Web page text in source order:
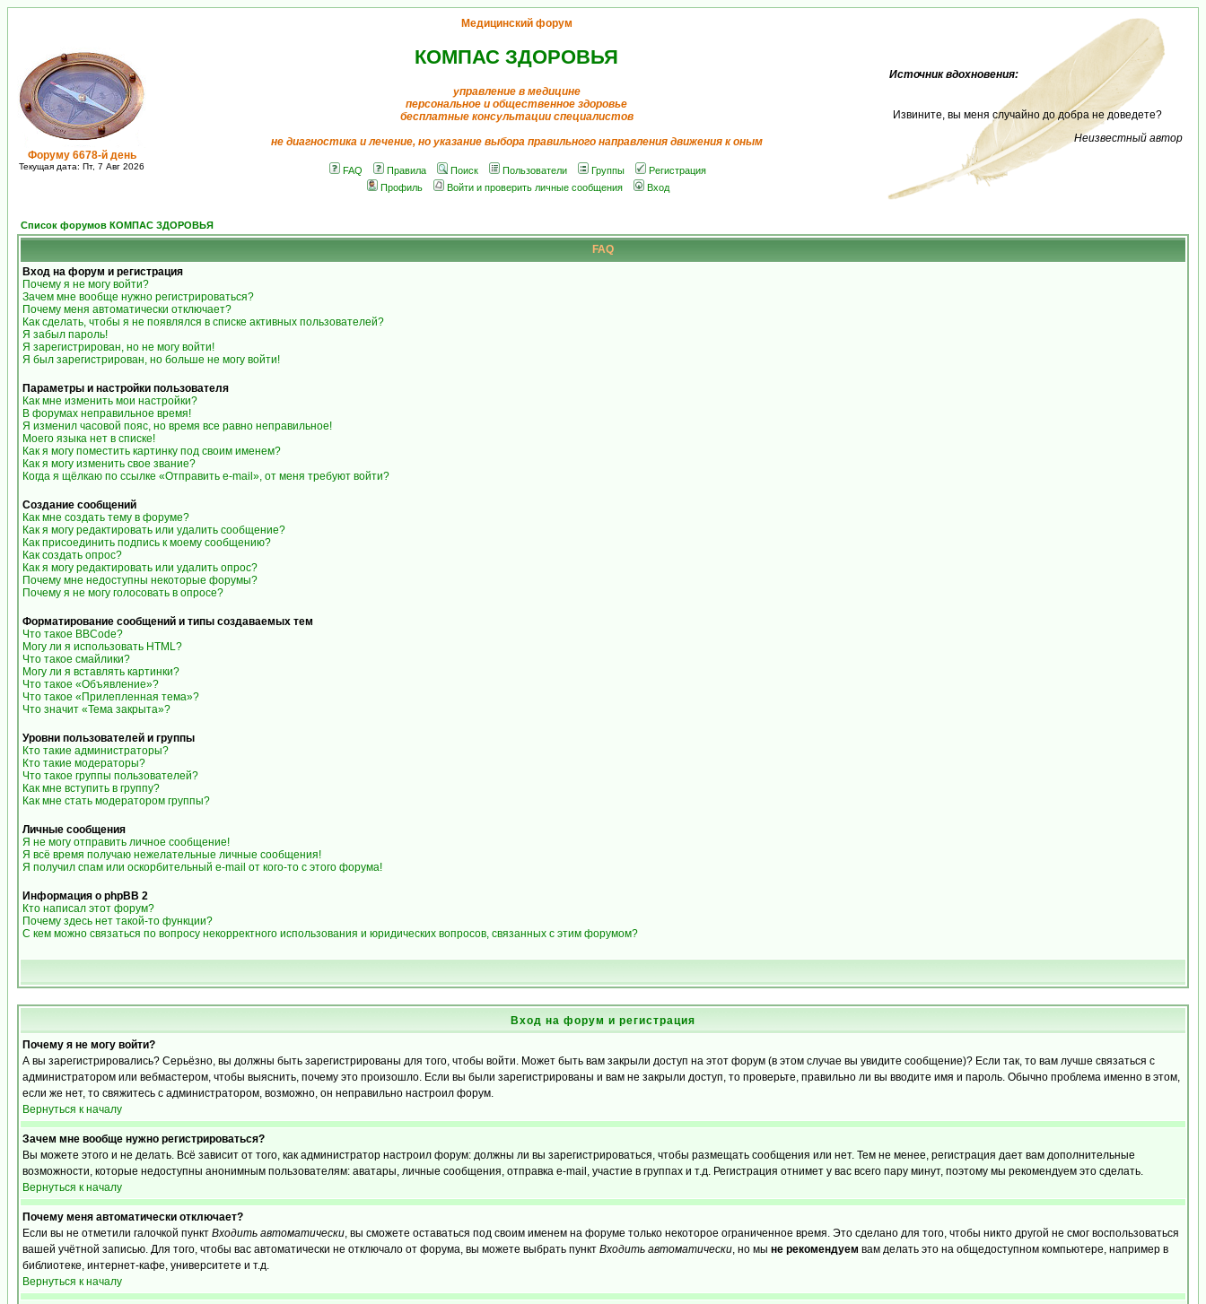
Форуму 6678-й день
Текущая дата: Пт, 7 Авг 2026
Медицинский форум
КОМПАС ЗДОРОВЬЯ
управление в медицине
персональное и общественное здоровье
бесплатные консультации специалистов
не диагностика и лечение, но указание выбора правильного направления движения к оным
FAQ Правила Поиск Пользователи Группы
Регистрация
Профиль
Войти и проверить личные сообщения Вход
Источник вдохновения:
Извините, вы меня случайно до добра не доведете?
Неизвестный автор
Список форумов КОМПАС ЗДОРОВЬЯ
FAQ
Вход на форум и регистрация
Почему я не могу войти?
Зачем мне вообще нужно регистрироваться?
Почему меня автоматически отключает?
Как сделать, чтобы я не появлялся в списке активных пользователей?
Я забыл пароль!
Я зарегистрирован, но не могу войти!
Я был зарегистрирован, но больше не могу войти!
Параметры и настройки пользователя
Как мне изменить мои настройки?
В форумах неправильное время!
Я изменил часовой пояс, но время все равно неправильное!
Моего языка нет в списке!
Как я могу поместить картинку под своим именем?
Как я могу изменить свое звание?
Когда я щёлкаю по ссылке «Отправить e-mail», от меня требуют войти?
Создание сообщений
Как мне создать тему в форуме?
Как я могу редактировать или удалить сообщение?
Как присоединить подпись к моему сообщению?
Как создать опрос?
Как я могу редактировать или удалить опрос?
Почему мне недоступны некоторые форумы?
Почему я не могу голосовать в опросе?
Форматирование сообщений и типы создаваемых тем
Что такое BBCode?
Могу ли я использовать HTML?
Что такое смайлики?
Могу ли я вставлять картинки?
Что такое «Объявление»?
Что такое «Прилепленная тема»?
Что значит «Тема закрыта»?
Уровни пользователей и группы
Кто такие администраторы?
Кто такие модераторы?
Что такое группы пользователей?
Как мне вступить в группу?
Как мне стать модератором группы?
Личные сообщения
Я не могу отправить личное сообщение!
Я всё время получаю нежелательные личные сообщения!
Я получил спам или оскорбительный e-mail от кого-то с этого форума!
Информация о phpBB 2
Кто написал этот форум?
Почему здесь нет такой-то функции?
С кем можно связаться по вопросу некорректного использования и юридических вопросов, связанных с этим форумом?
Вход на форум и регистрация
Почему я не могу войти?
А вы зарегистрировались? Серьёзно, вы должны быть зарегистрированы для того, чтобы войти. Может быть вам закрыли доступ на этот форум (в этом случае вы увидите сообщение)? Если так, то вам лучше связаться с
администратором или вебмастером, чтобы выяснить, почему это произошло. Если вы были зарегистрированы и вам не закрыли доступ, то проверьте, правильно ли вы вводите имя и пароль. Обычно проблема именно в этом,
если же нет, то свяжитесь с администратором, возможно, он неправильно настроил форум.
Вернуться к началу
Зачем мне вообще нужно регистрироваться?
Вы можете этого и не делать. Всё зависит от того, как администратор настроил форум: должны ли вы зарегистрироваться, чтобы размещать сообщения или нет. Тем не менее, регистрация дает вам дополнительные
возможности, которые недоступны анонимным пользователям: аватары, личные сообщения, отправка e-mail, участие в группах и т.д. Регистрация отнимет у вас всего пару минут, поэтому мы рекомендуем это сделать.
Вернуться к началу
Почему меня автоматически отключает?
Если вы не отметили галочкой пункт Входить автоматически, вы сможете оставаться под своим именем на форуме только некоторое ограниченное время. Это сделано для того, чтобы никто другой не смог воспользоваться
вашей учётной записью. Для того, чтобы вас автоматически не отключало от форума, вы можете выбрать пункт Входить автоматически, но мы не рекомендуем вам делать это на общедоступном компьютере, например в
библиотеке, интернет-кафе, университете и т.д.
Вернуться к началу